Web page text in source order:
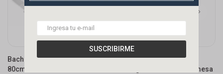
SUSCRIBIRME
Bacha De Apoyo Rectangular
80cm C/mesa Blanca Fabribam
Bacha De Sobreponer
Rectangular 80x46 Cm C/mesa